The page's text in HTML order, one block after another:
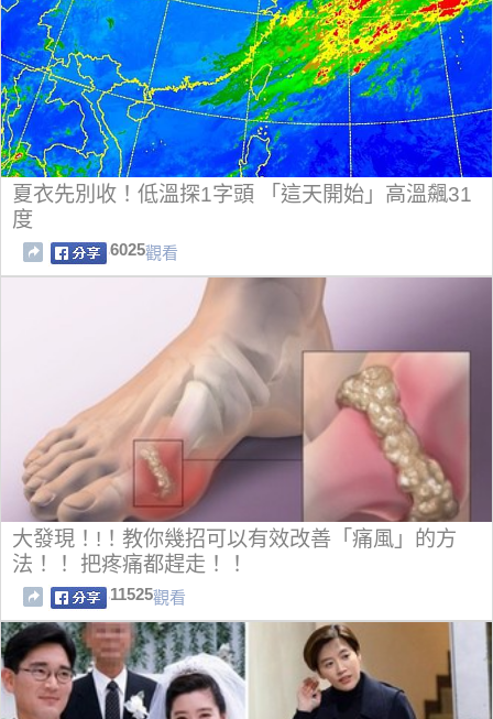
夏衣先別收！低溫探1字頭 「這天開始」高溫飆31
度
6025觀看
大發現！!！教你幾招可以有效改善「痛風」的方
法！！ 把疼痛都趕走！！
11525觀看